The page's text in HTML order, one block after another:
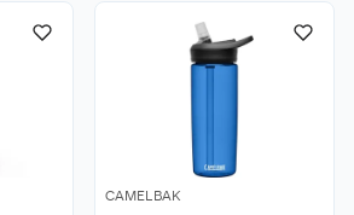
CAMELBAK